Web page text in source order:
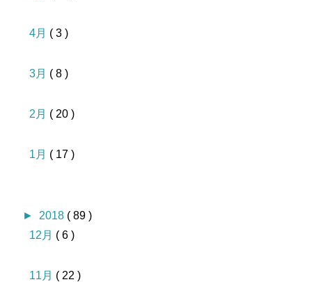
4月 ( 3 )
3月 ( 8 )
2月 ( 20 )
1月 ( 17 )
► 2018 ( 89 )
12月 ( 6 )
11月 ( 22 )